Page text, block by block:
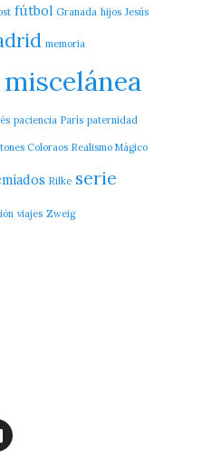
fútbol Granada hijos Jesús
memoria
miscelánea
paciencia París paternidad
Coloraos Realismo Mágico
Rilke serie
viajes Zweig
Flickr